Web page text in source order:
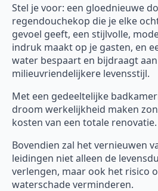
Stel je voor: een gloednieuwe
regendouchekop die je elke
gevoel geeft, een stijlvolle,
indruk maakt op je gasten, en
water bespaart en bijdraagt
milieuvriendelijkere levensstijl.
Met een gedeeltelijke
droom werkelijkheid maken
kosten van een totale renovatie.
Bovendien zal het vernieuwen
leidingen niet alleen de
verlengen, maar ook het risico
waterschade verminderen.